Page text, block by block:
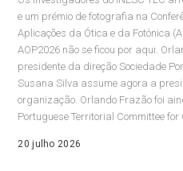
e um prémio de fotografia na
Aplicações da Ótica e da Fotónica
AOP2026 não se ficou por aqui.
presidente da direção Sociedade
Susana Silva assume agora a
organização. Orlando Frazão foi
Portuguese Territorial Committee for
20 julho 2026